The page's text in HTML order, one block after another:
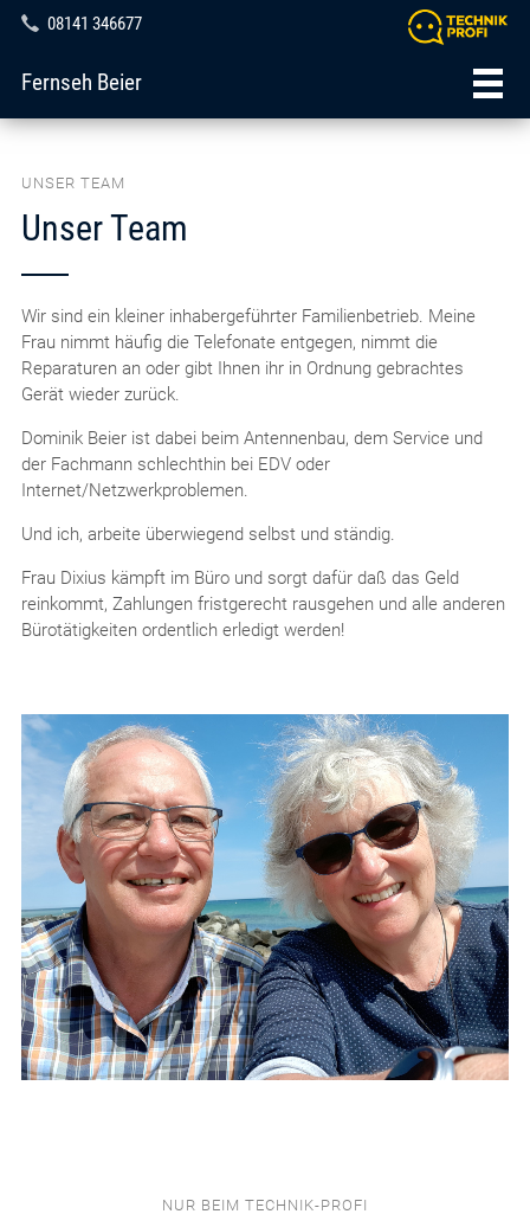
08141 346677
Fernseh Beier
UNSER TEAM
Unser Team
Wir sind ein kleiner inhabergeführter Familienbetrieb. Meine
Frau nimmt häufig die Telefonate entgegen, nimmt die
Reparaturen an oder gibt Ihnen ihr in Ordnung gebrachtes
Gerät wieder zurück.
Dominik Beier ist dabei beim Antennenbau, dem Service und
der Fachmann schlechthin bei EDV oder
Internet/Netzwerkproblemen.
Und ich, arbeite überwiegend selbst und ständig.
Frau Dixius kämpft im Büro und sorgt dafür daß das Geld
reinkommt, Zahlungen fristgerecht rausgehen und alle anderen
Bürotätigkeiten ordentlich erledigt werden!
NUR BEIM TECHNIK-PROFI